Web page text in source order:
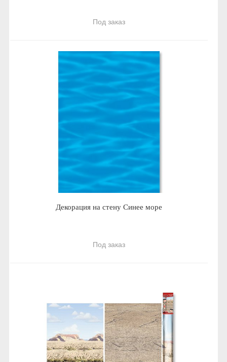
Под заказ
Декорация на стену Синее море
Под заказ